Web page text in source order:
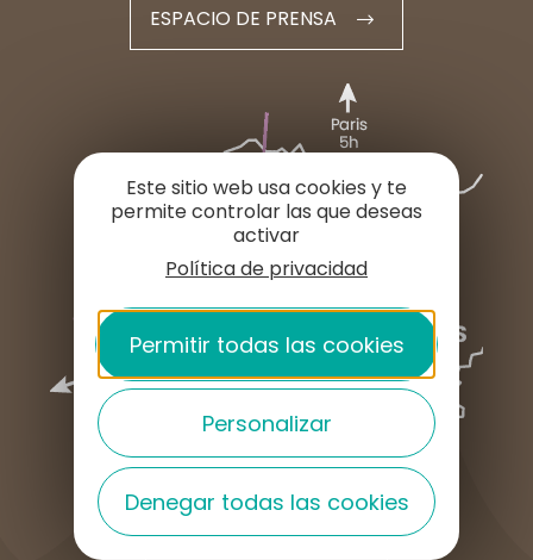
ESPACIO DE PRENSA
Este sitio web usa cookies y te
permite controlar las que deseas
activar
Política de privacidad
Permitir todas las cookies
Personalizar
Denegar todas las cookies